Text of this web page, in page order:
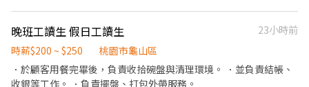
負責結帳、收銀等工作。 餐飲內場： ．擔任廚師的助手，處理烹飪
前與烹飪中之準備工作與其他餐廳相關事務。 ．負責洗、剝、削、
切各種食材。 ．負責清理工作環境、設備和餐具。 ．準備不同餐點
所需要的食材。 ．協助測量食材的容量與重量。 ．負責擺盤、打包
晚班工讀生 假日工讀生
23小時前
時薪$200 ~ $250
桃園市龜山區
．於顧客用餐完畢後，負責收拾碗盤與清理環境。 ．並負責結帳、
收銀等工作。 ．負責擺盤、打包外帶服務。